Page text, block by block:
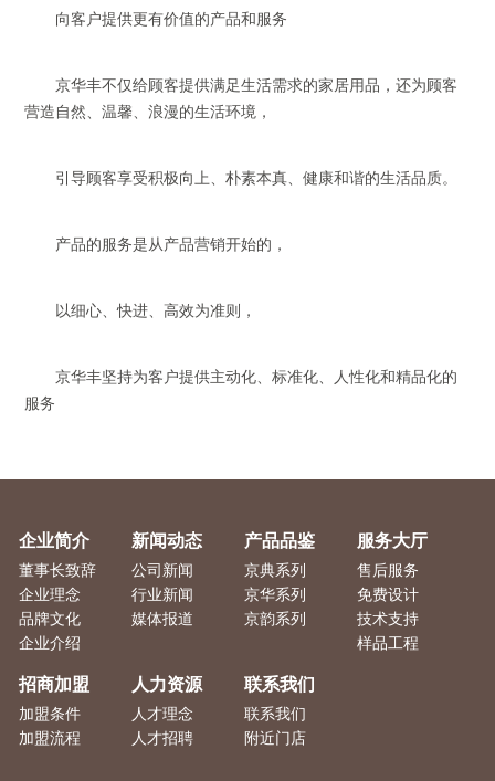
向客户提供更有价值的产品和服务
京华丰不仅给顾客提供满足生活需求的家居用品，还为顾客
营造自然、温馨、浪漫的生活环境，
引导顾客享受积极向上、朴素本真、健康和谐的生活品质。
产品的服务是从产品营销开始的，
以细心、快进、高效为准则，
京华丰坚持为客户提供主动化、标准化、人性化和精品化的
服务
企业简介
董事长致辞
企业理念
品牌文化
企业介绍
新闻动态
公司新闻
行业新闻
媒体报道
产品品鉴
京典系列
京华系列
京韵系列
服务大厅
售后服务
免费设计
技术支持
样品工程
招商加盟
加盟条件
加盟流程
人力资源
人才理念
人才招聘
联系我们
联系我们
附近门店